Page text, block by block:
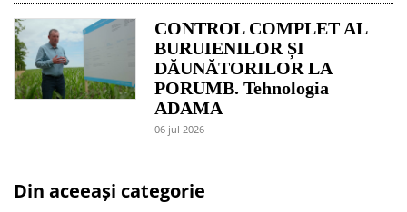
CONTROL COMPLET AL
BURUIENILOR ȘI
DĂUNĂTORILOR LA
PORUMB. Tehnologia
ADAMA
06 jul 2026
Din aceeași categorie